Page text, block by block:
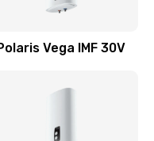
Vega IMF 30V